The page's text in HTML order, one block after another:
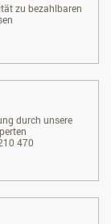
zu bezahlbaren
durch unsere
470